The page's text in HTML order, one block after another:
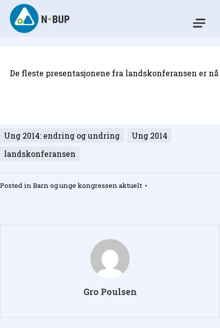
Skip
content
De fleste presentasjonene fra landskonferansen er
Ung 2014: endring og undring
Ung 2014
landskonferansen
Posted in Barn og unge kongressen aktuelt •
Gro Poulsen